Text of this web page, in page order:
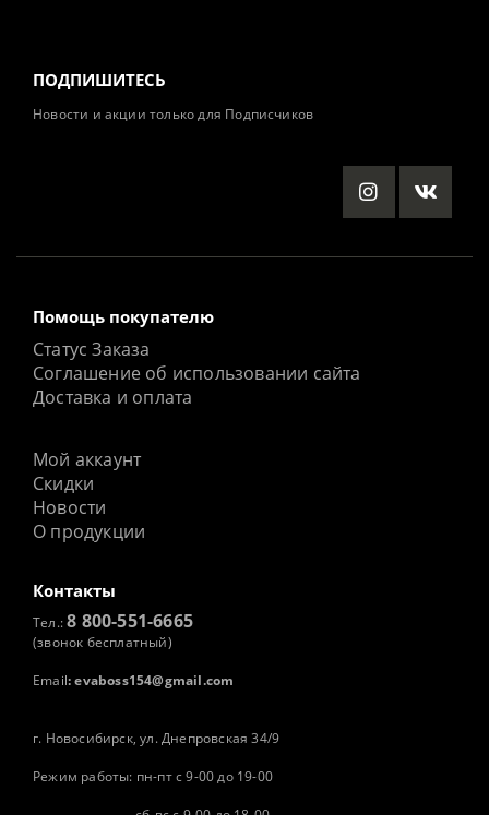
ПОДПИШИТЕСЬ
Новости и акции только для Подписчиков
Помощь покупателю
Статус Заказа
Соглашение об использовании сайта
Доставка и оплата
Мой аккаунт
Скидки
Новости
О продукции
Контакты
Тел.:8 800-551-6665
(звонок бесплатный)
Email: evaboss154@gmail.com
г. Новосибирск, ул. Днепровская 34/9
Режим работы: пн-пт с 9-00 до 19-00